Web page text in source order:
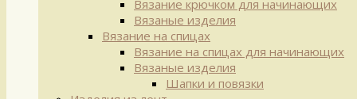
Вязание крючком для начинающих
Вязаные изделия
Вязание на спицах
Вязание на спицах для начинающих
Вязаные изделия
Шапки и повязки